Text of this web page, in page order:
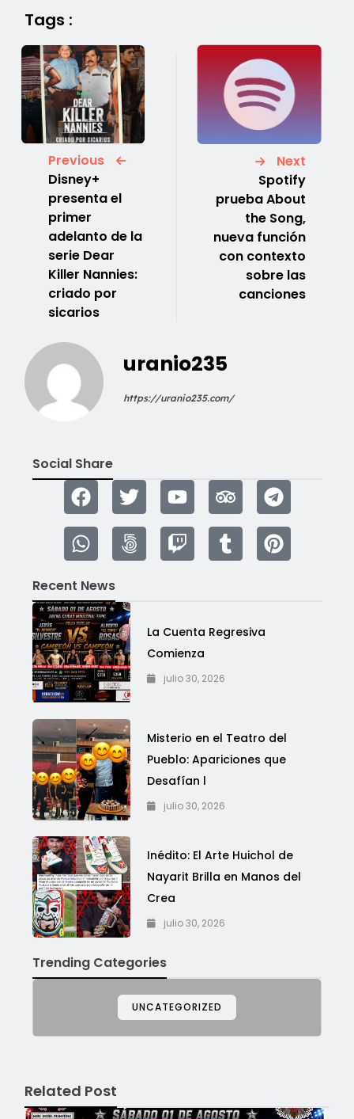
Tags :
Previous
Disney+
presenta el
primer
adelanto de la
serie Dear
Killer Nannies:
criado por
sicarios
Next
Spotify
prueba About
the Song,
nueva función
con contexto
sobre las
canciones
uranio235
https://uranio235.com/
Social Share
Recent News
La Cuenta Regresiva
Comienza
julio 30, 2026
Misterio en el Teatro del
Pueblo: Apariciones que
Desafían l
julio 30, 2026
Inédito: El Arte Huichol de
Nayarit Brilla en Manos del
Crea
julio 30, 2026
Trending Categories
UNCATEGORIZED
Related Post